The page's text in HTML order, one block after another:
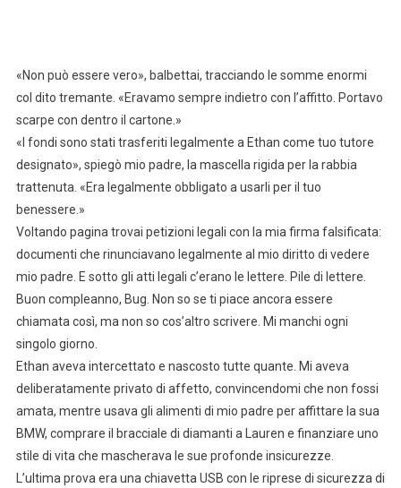
«Non può essere vero», balbettai, tracciando le somme enormi
col dito tremante. «Eravamo sempre indietro con l’affitto. Portavo
scarpe con dentro il cartone.»
«I fondi sono stati trasferiti legalmente a Ethan come tuo tutore
designato», spiegò mio padre, la mascella rigida per la rabbia
trattenuta. «Era legalmente obbligato a usarli per il tuo
benessere.»
Voltando pagina trovai petizioni legali con la mia firma falsificata:
documenti che rinunciavano legalmente al mio diritto di vedere
mio padre. E sotto gli atti legali c’erano le lettere. Pile di lettere.
Buon compleanno, Bug. Non so se ti piace ancora essere
chiamata così, ma non so cos’altro scrivere. Mi manchi ogni
singolo giorno.
Ethan aveva intercettato e nascosto tutte quante. Mi aveva
deliberatamente privato di affetto, convincendomi che non fossi
amata, mentre usava gli alimenti di mio padre per affittare la sua
BMW, comprare il bracciale di diamanti a Lauren e finanziare uno
stile di vita che mascherava le sue profonde insicurezze.
L’ultima prova era una chiavetta USB con le riprese di sicurezza di